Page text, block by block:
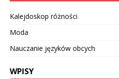
Kalejdoskop różności
Moda
Nauczanie języków obcych
WPISY